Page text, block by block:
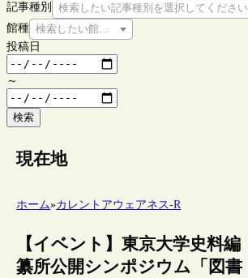
記事種別
検索したい記事種別を選択してください
館種 検索したい館種を選択してください
投稿日
～
検索
現在地
ホーム»カレントアウェアネス-R
【イベント】東京大学史料編
纂所公開シンポジウム「図書